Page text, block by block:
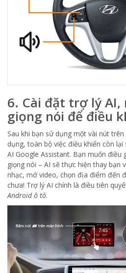
6. Cài đặt trợ lý AI,
giọng nói để điều
Sau khi bạn sử dụng một vài nút
dụng, toàn bộ việc điều khiển còn
AI Google Assistant. Bạn muốn điều
giọng nói – AI sẽ thực hiện thay bạn
nhạc, mở video, chọn địa điểm đến
chưa! Trợ lý AI chính là điều tiên
Android ô tô.